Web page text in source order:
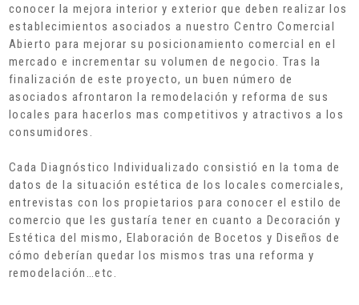
conocer la mejora interior y exterior que deben realizar los
establecimientos asociados a nuestro Centro Comercial
Abierto para mejorar su posicionamiento comercial en el
mercado e incrementar su volumen de negocio. Tras la
finalización de este proyecto, un buen número de
asociados afrontaron la remodelación y reforma de sus
locales para hacerlos mas competitivos y atractivos a los
consumidores.
Cada Diagnóstico Individualizado consistió en la toma de
datos de la situación estética de los locales comerciales,
entrevistas con los propietarios para conocer el estilo de
comercio que les gustaría tener en cuanto a Decoración y
Estética del mismo, Elaboración de Bocetos y Diseños de
cómo deberían quedar los mismos tras una reforma y
remodelación…etc.